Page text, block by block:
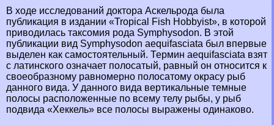
В ходе исследований доктора Аскельрода была
публикация в издании «Tropical Fish Hobbyist», в которой
приводилась таксомия рода Symphysodon. В этой
публикации вид Symphysodon aequifasciata был впервые
выделен как самостоятельный. Термин aequifasciata взят
с латинского означает полосатый, равный он относится к
своеобразному равномерно полосатому окрасу рыб
данного вида. У данного вида вертикальные темные
полосы расположенные по всему телу рыбы, у рыб
подвида «Хеккель» все полосы выражены одинаково.